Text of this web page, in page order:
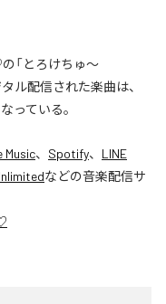
「とろけちゅ〜
ル配信された楽曲は、
っている。
Music、 Spotify、 LINE
などの音楽配信サ